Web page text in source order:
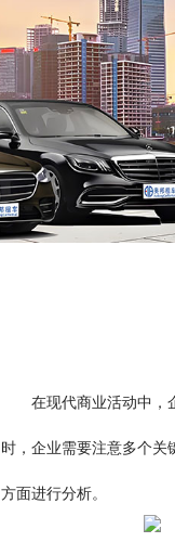
在现代商业活动中，
时，企业需要注意多个
方面进行分析。